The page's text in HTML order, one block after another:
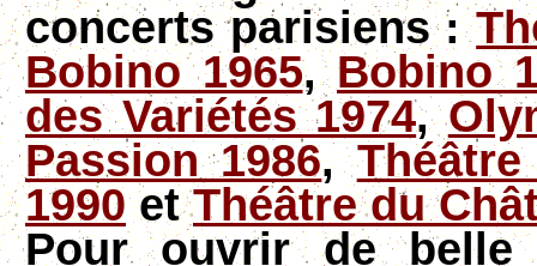
concerts parisiens :
Bobino 1965,Bobino
des Variétés 1974,
Passion 1986,
1990etThéâtre du
Pour ouvrir de